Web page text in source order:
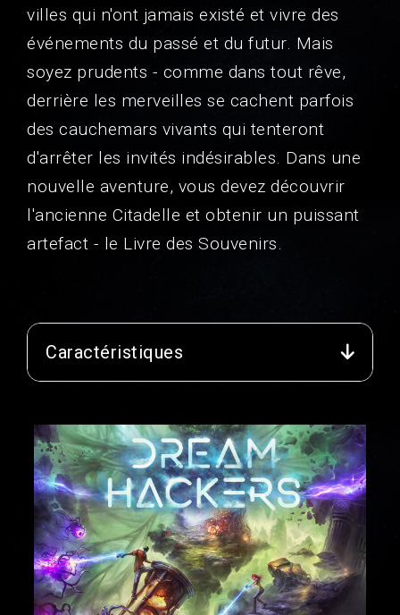
villes qui n'ont jamais existé et vivre des
événements du passé et du futur. Mais
soyez prudents - comme dans tout rêve,
derrière les merveilles se cachent parfois
des cauchemars vivants qui tenteront
d'arrêter les invités indésirables. Dans une
nouvelle aventure, vous devez découvrir
l'ancienne Citadelle et obtenir un puissant
artefact - le Livre des Souvenirs.
Caractéristiques